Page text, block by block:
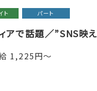
ト パート
アで話題／”SNS映
1,225円～